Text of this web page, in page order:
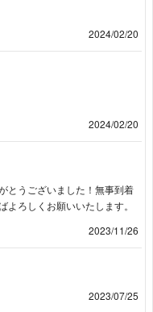
2024/02/20
2024/02/20
とうございました！無事到着
ろしくお願いいたします。
2023/11/26
2023/07/25